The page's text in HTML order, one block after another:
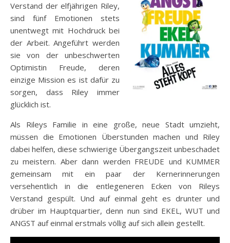
Verstand der elfjährigen Riley,
sind fünf Emotionen stets
unentwegt mit Hochdruck bei
der Arbeit. Angeführt werden
sie von der unbeschwerten
Optimistin Freude, deren
einzige Mission es ist dafür zu
sorgen, dass Riley immer
glücklich ist.
Als Rileys Familie in eine große, neue Stadt umzieht,
müssen die Emotionen Überstunden machen und Riley
dabei helfen, diese schwierige Übergangszeit unbeschadet
zu meistern. Aber dann werden FREUDE und KUMMER
gemeinsam mit ein paar der Kernerinnerungen
versehentlich in die entlegeneren Ecken von Rileys
Verstand gespült. Und auf einmal geht es drunter und
drüber im Hauptquartier, denn nun sind EKEL, WUT und
ANGST auf einmal erstmals völlig auf sich allein gestellt.